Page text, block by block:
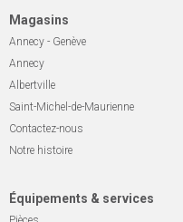
Magasins
Annecy - Genève
Annecy
Albertville
Saint-Michel-de-Maurienne
Contactez-nous
Notre histoire
Équipements & services